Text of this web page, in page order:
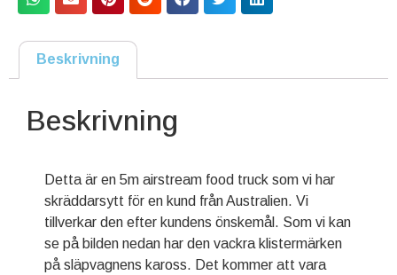
Beskrivning
Beskrivning
Detta är en 5m airstream food truck som vi har
skräddarsytt för en kund från Australien. Vi
tillverkar den efter kundens önskemål. Som vi kan
se på bilden nedan har den vackra klistermärken
på släpvagnens kaross. Det kommer att vara